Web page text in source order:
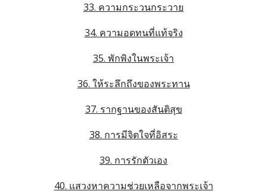
33. ความกระวนกระวาย
34. ความอดทนที่แท้จริง
35. พักพิงในพระเจ้า
36. ให้ระลึกถึงของพระทาน
37. รากฐานของสันติสุข
38. การมีจิตใจที่อิสระ
39. การรักตัวเอง
40. แสวงหาความช่วยเหลือจากพระเจ้า